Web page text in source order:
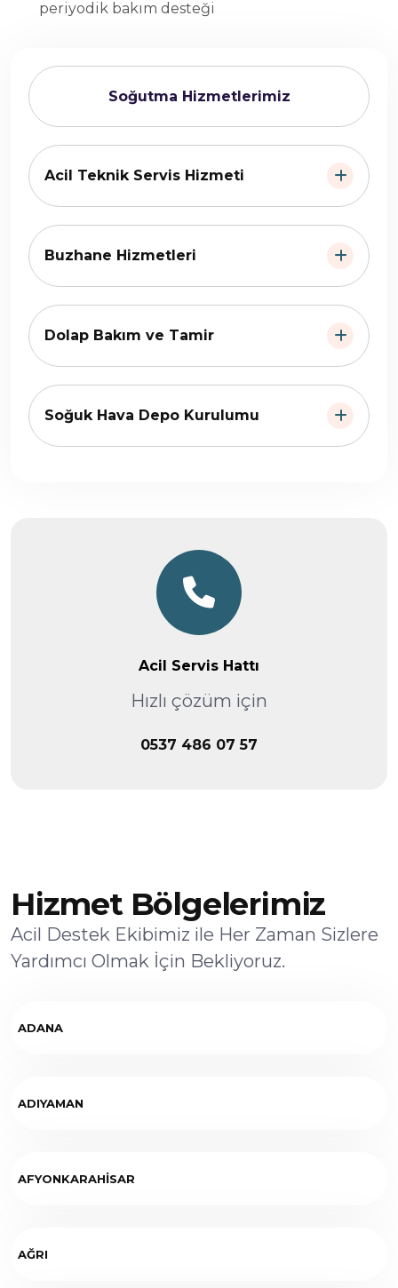
Soğutma Hizmetlerimiz
Acil Teknik Servis Hizmeti
Buzhane Hizmetleri
Dolap Bakım ve Tamir
Soğuk Hava Depo Kurulumu
Acil Servis Hattı
Hızlı çözüm için
0537 486 07 57
periyodik bakım desteği
Hizmet Bölgelerimiz
Acil Destek Ekibimiz ile Her Zaman Sizlere
Yardımcı Olmak İçin Bekliyoruz.
ADANA
ADIYAMAN
AFYONKARAHİSAR
AĞRI